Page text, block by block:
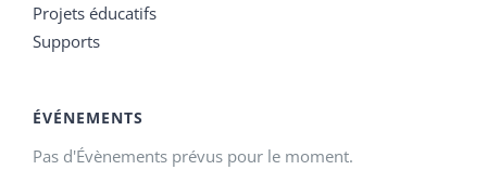
Projets éducatifs
Supports
ÉVÉNEMENTS
Pas d'Évènements prévus pour le moment.